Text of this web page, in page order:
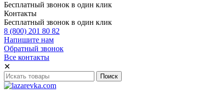
Бесплатный звонок в один клик
Контакты
Бесплатный звонок в один клик
8 (800) 201 80 82
Напишите нам
Обратный звонок
Все контакты
✕